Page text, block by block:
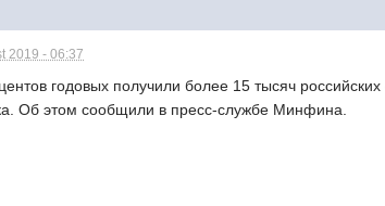
2019 - 06:37
годовых получили более 15 тысяч
Об этом сообщили в пресс-службе Минфина.